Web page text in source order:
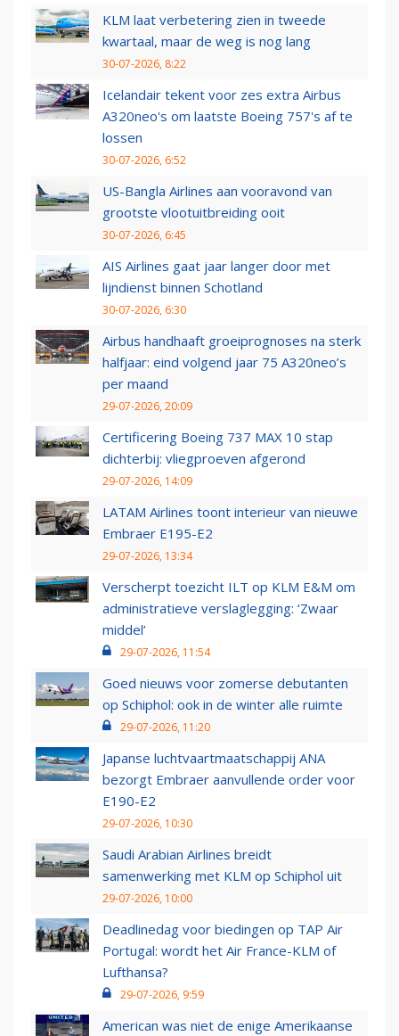
KLM laat verbetering zien in tweede
kwartaal, maar de weg is nog lang
30-07-2026, 8:22
Icelandair tekent voor zes extra Airbus
A320neo's om laatste Boeing 757's af te
lossen
30-07-2026, 6:52
US-Bangla Airlines aan vooravond van
grootste vlootuitbreiding ooit
30-07-2026, 6:45
AIS Airlines gaat jaar langer door met
lijndienst binnen Schotland
30-07-2026, 6:30
Airbus handhaaft groeiprognoses na sterk
halfjaar: eind volgend jaar 75 A320neo’s
per maand
29-07-2026, 20:09
Certificering Boeing 737 MAX 10 stap
dichterbij: vliegproeven afgerond
29-07-2026, 14:09
LATAM Airlines toont interieur van nieuwe
Embraer E195-E2
29-07-2026, 13:34
Verscherpt toezicht ILT op KLM E&M om
administratieve verslaglegging: ‘Zwaar
middel’
29-07-2026, 11:54
Goed nieuws voor zomerse debutanten
op Schiphol: ook in de winter alle ruimte
29-07-2026, 11:20
Japanse luchtvaartmaatschappij ANA
bezorgt Embraer aanvullende order voor
E190-E2
29-07-2026, 10:30
Saudi Arabian Airlines breidt
samenwerking met KLM op Schiphol uit
29-07-2026, 10:00
Deadlinedag voor biedingen op TAP Air
Portugal: wordt het Air France-KLM of
Lufthansa?
29-07-2026, 9:59
American was niet de enige Amerikaanse